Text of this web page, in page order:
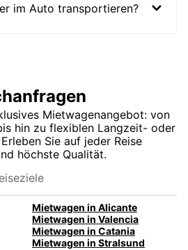
im Auto transportieren?
Mietwagenangebot: von
hin zu flexiblen Langzeit- oder
Sie auf jeder Reise
höchste Qualität.
Mietwagen in Alicante
Mietwagen in Valencia
Mietwagen in Catania
Mietwagen in Stralsund